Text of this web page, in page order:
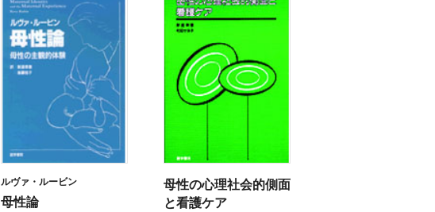
ルヴァ・ルービン
母性論
母性の心理社会的側面
と看護ケア